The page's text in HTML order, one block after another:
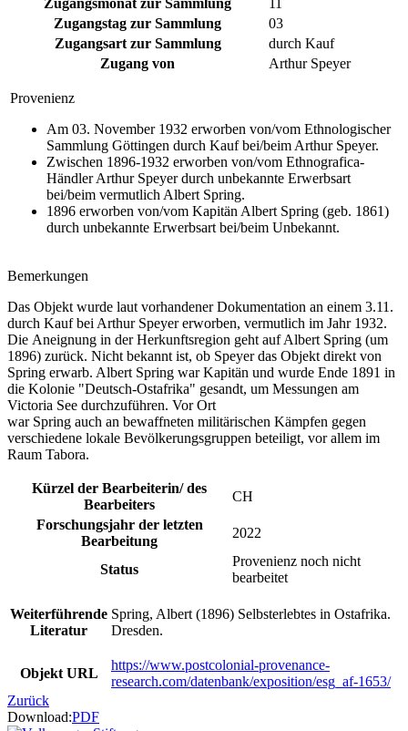
Zugangsmonat zur Sammlung
11
Zugangstag zur Sammlung
03
Zugangsart zur Sammlung
durch Kauf
Zugang von
Arthur Speyer
Provenienz
Am 03. November 1932 erworben von/vom Ethnologischer
Sammlung Göttingen durch Kauf bei/beim Arthur Speyer.
Zwischen 1896-1932 erworben von/vom Ethnografica-
Händler Arthur Speyer durch unbekannte Erwerbsart
bei/beim vermutlich Albert Spring.
1896 erworben von/vom Kapitän Albert Spring (geb. 1861)
durch unbekannte Erwerbsart bei/beim Unbekannt.
Bemerkungen
Das Objekt wurde laut vorhandener Dokumentation an einem 3.11.
durch Kauf bei Arthur Speyer erworben, vermutlich im Jahr 1932.
Die Aneignung in der Herkunftsregion geht auf Albert Spring (um
1896) zurück. Nicht bekannt ist, ob Speyer das Objekt direkt von
Spring erwarb. Albert Spring war Kapitän und wurde Ende 1891 in
die Kolonie "Deutsch-Ostafrika" gesandt, um Messungen am
Victoria See durchzuführen. Vor Ort
war Spring auch an bewaffneten militärischen Kämpfen gegen
verschiedene lokale Bevölkerungsgruppen beteiligt, vor allem im
Raum Tabora.
Kürzel der Bearbeiterin/ des
Bearbeiters
CH
Forschungsjahr der letzten
Bearbeitung
2022
Status
Provenienz noch nicht
bearbeitet
Weiterführende
Literatur
Spring, Albert (1896) Selbsterlebtes in Ostafrika.
Dresden.
Objekt URL
https://www.postcolonial-provenance-
research.com/datenbank/exposition/esg_af-1653/
Zurück
Download:PDF